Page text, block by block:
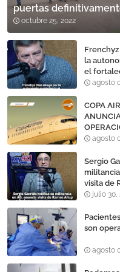
puertas
octubre 25, 2022
la
el
servicios
agosto
COPA
OPERACIONES
DEagosto
Sergio
visita de
Barinas y
julio 30,
son
agosto